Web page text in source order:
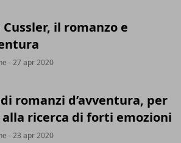
Cussler, il romanzo e
- 27 apr 2020
romanzi d’avventura, per
alla ricerca di forti emozioni
- 23 apr 2020